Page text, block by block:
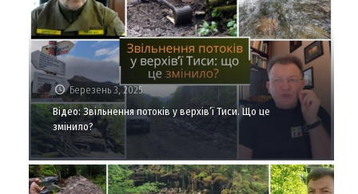
Березень 3, 2025
Відео: Звільнення потоків у верхів’ї Тиси. Що це
змінило?